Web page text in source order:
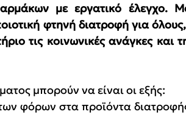
με εργατικό έλεγχο.
φτηνή διατροφή για
τις κοινωνικές ανάγκες και
μπορούν να είναι οι εξής:
φόρων στα προϊόντα